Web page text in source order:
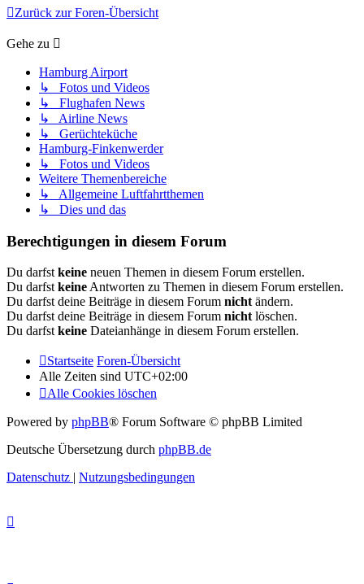
Zurück zur Foren-Übersicht
Gehe zu
Hamburg Airport
↳ Fotos und Videos
↳ Flughafen News
↳ Airline News
↳ Gerüchteküche
Hamburg-Finkenwerder
↳ Fotos und Videos
Weitere Themenbereiche
↳ Allgemeine Luftfahrtthemen
↳ Dies und das
Berechtigungen in diesem Forum
Du darfst keine neuen Themen in diesem Forum erstellen.
Du darfst keine Antworten zu Themen in diesem Forum erstellen.
Du darfst deine Beiträge in diesem Forum nicht ändern.
Du darfst deine Beiträge in diesem Forum nicht löschen.
Du darfst keine Dateianhänge in diesem Forum erstellen.
Startseite Foren-Übersicht
Alle Zeiten sind UTC+02:00
Alle Cookies löschen
Powered by phpBB® Forum Software © phpBB Limited
Deutsche Übersetzung durch phpBB.de
Datenschutz | Nutzungsbedingungen